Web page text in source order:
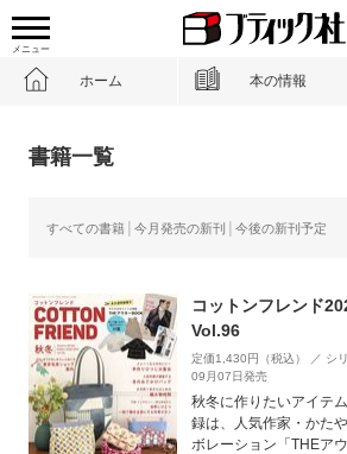
メニュー
ホーム 本の情報
書籍一覧
すべての書籍 今月発売の新刊 今後の新刊予定
コットンフレンド
Vol.96
定価1,430円（税込） ／ シ
09月07日発売
秋冬に作りたいアイテ
録は、人気作家・かた
ボレーション「THEア